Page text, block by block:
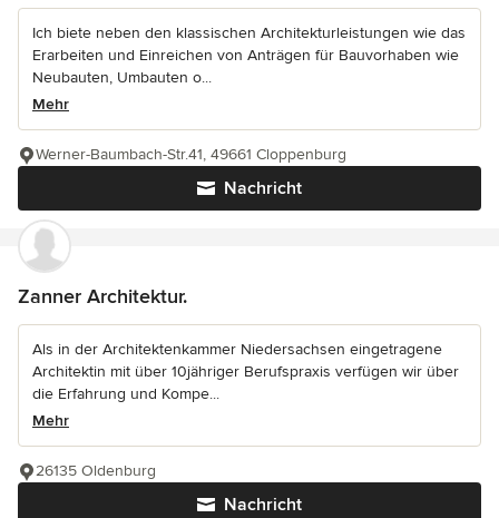
Ich biete neben den klassischen Architekturleistungen wie das
Erarbeiten und Einreichen von Anträgen für Bauvorhaben wie
Neubauten, Umbauten o...
Mehr
Nachricht
Werner-Baumbach-Str.41, 49661 Cloppenburg
Zanner Architektur.
Als in der Architektenkammer Niedersachsen eingetragene
Architektin mit über 10jähriger Berufspraxis verfügen wir über
die Erfahrung und Kompe...
Mehr
Nachricht
26135 Oldenburg